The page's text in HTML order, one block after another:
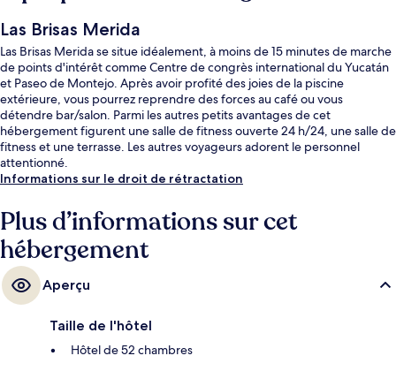
Las Brisas Merida
Las Brisas Merida se situe idéalement, à moins de 15 minutes de marche
de points d'intérêt comme Centre de congrès international du Yucatán
et Paseo de Montejo. Après avoir profité des joies de la piscine
extérieure, vous pourrez reprendre des forces au café ou vous
détendre bar/salon. Parmi les autres petits avantages de cet
hébergement figurent une salle de fitness ouverte 24 h/24, une salle de
fitness et une terrasse. Les autres voyageurs adorent le personnel
attentionné.
Informations sur le droit de rétractation
Plus d’informations sur cet
hébergement
Aperçu
Taille de l'hôtel
Hôtel de 52 chambres